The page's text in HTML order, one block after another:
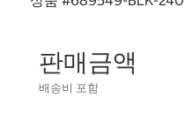
판매금액
배송비 포함